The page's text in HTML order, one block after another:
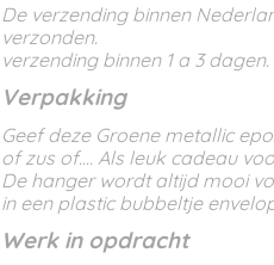
De verzending binnen
verzonden.
verzending binnen 1 a 3 dagen.
Verpakking
Geef deze Groene metallic
of zus of.... Als leuk cadeau
De hanger wordt altijd mooi
in een plastic bubbeltje
Werk in opdracht